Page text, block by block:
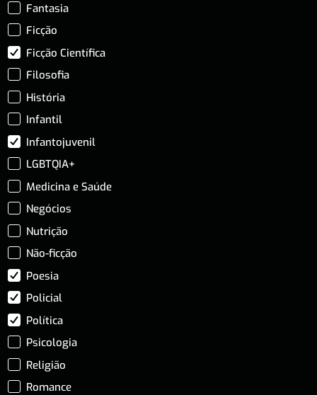
Fantasia
Ficção
Ficção Científica
Filosofia
História
Infantil
Infantojuvenil
LGBTQIA+
Medicina e Saúde
Negócios
Nutrição
Não-ficção
Poesia
Policial
Política
Psicologia
Religião
Romance